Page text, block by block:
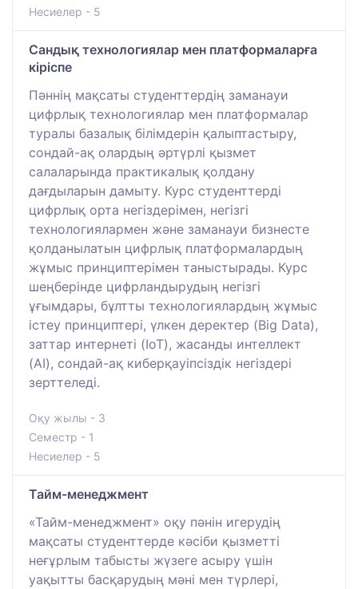
Несиелер - 5
Сандық технологиялар мен платформаларға
кіріспе
Пәннің мақсаты студенттердің заманауи
цифрлық технологиялар мен платформалар
туралы базалық білімдерін қалыптастыру,
сондай-ақ олардың әртүрлі қызмет
салаларында практикалық қолдану
дағдыларын дамыту. Курс студенттерді
цифрлық орта негіздерімен, негізгі
технологиялармен және заманауи бизнесте
қолданылатын цифрлық платформалардың
жұмыс принциптерімен таныстырады. Курс
шеңберінде цифрландырудың негізгі
ұғымдары, бұлтты технологиялардың жұмыс
істеу принциптері, үлкен деректер (Big Data),
заттар интернеті (IoT), жасанды интеллект
(AI), сондай-ақ киберқауіпсіздік негіздері
зерттеледі.
Оқу жылы - 3
Семестр - 1
Несиелер - 5
Тайм-менеджмент
«Тайм-менеджмент» оқу пәнін игерудің
мақсаты студенттерде кәсіби қызметті
неғұрлым табысты жүзеге асыру үшін
уақытты басқарудың мәні мен түрлері,